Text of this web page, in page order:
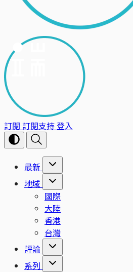
訂閱 訂閱支持登入
最新
地域
國際
大陸
香港
台灣
評論
系列